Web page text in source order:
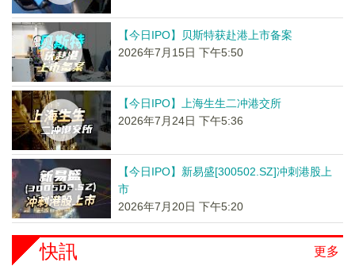
【今日IPO】贝斯特获赴港上市备案
2026年7月15日 下午5:50
【今日IPO】上海生生二冲港交所
2026年7月24日 下午5:36
【今日IPO】新易盛[300502.SZ]冲刺港股上
市
2026年7月20日 下午5:20
更多
快訊